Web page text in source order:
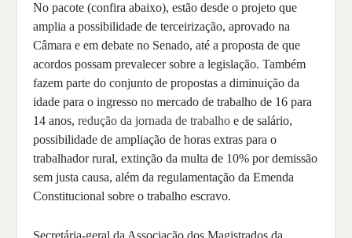
No pacote (confira abaixo), estão desde o projeto que
amplia a possibilidade de terceirização, aprovado na
Câmara e em debate no Senado, até a proposta de que
acordos possam prevalecer sobre a legislação. Também
fazem parte do conjunto de propostas a diminuição da
idade para o ingresso no mercado de trabalho de 16 para
14 anos,redução da jornada de trabalho e de salário,
possibilidade de ampliação de horas extras para o
trabalhador rural, extinção da multa de 10% por demissão
sem justa causa, além da regulamentação da Emenda
Constitucional sobre o trabalho escravo.
Secretária-geral da Associação dos Magistrados da